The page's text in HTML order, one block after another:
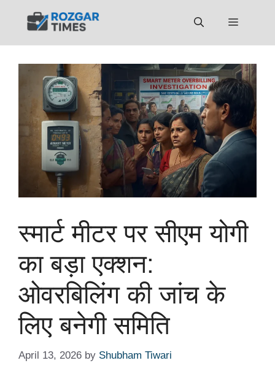
Menu
स्मार्ट मीटर पर सीएम योगी
का बड़ा एक्शन:
ओवरबिलिंग की जांच के
लिए बनेगी समिति
April 13, 2026 by Shubham Tiwari